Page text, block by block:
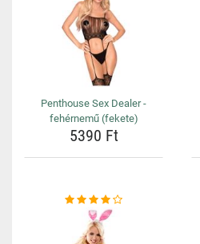
Penthouse Sex Dealer -
fehérnemű (fekete)
5390 Ft